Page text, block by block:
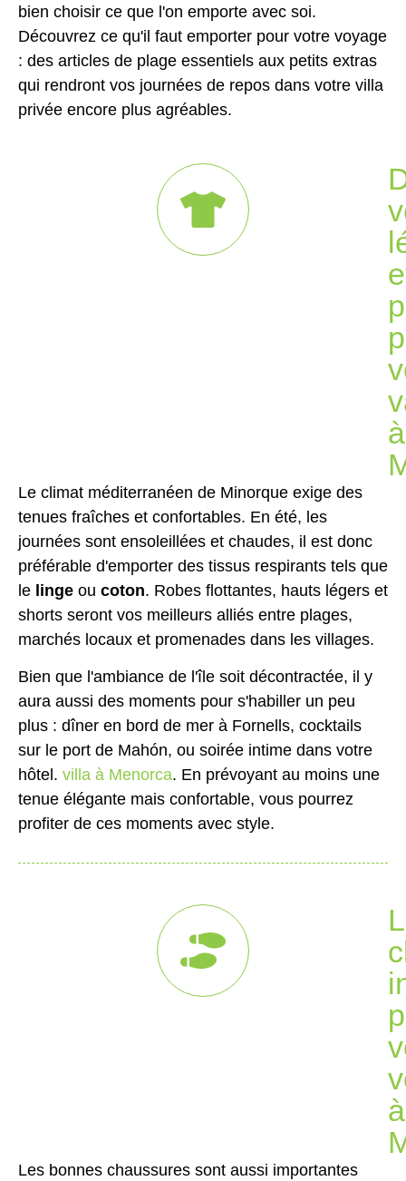
bien choisir ce que l'on emporte avec soi.
Découvrez ce qu'il faut emporter pour votre voyage
: des articles de plage essentiels aux petits extras
qui rendront vos journées de repos dans votre villa
privée encore plus agréables.
à
Le climat méditerranéen de Minorque exige des
tenues fraîches et confortables. En été, les
journées sont ensoleillées et chaudes, il est donc
préférable d'emporter des tissus respirants tels que
le linge ou coton. Robes flottantes, hauts légers et
shorts seront vos meilleurs alliés entre plages,
marchés locaux et promenades dans les villages.
Bien que l'ambiance de l'île soit décontractée, il y
aura aussi des moments pour s'habiller un peu
plus : dîner en bord de mer à Fornells, cocktails
sur le port de Mahón, ou soirée intime dans votre
hôtel. villa à Menorca. En prévoyant au moins une
tenue élégante mais confortable, vous pourrez
profiter de ces moments avec style.
à
Les bonnes chaussures sont aussi importantes